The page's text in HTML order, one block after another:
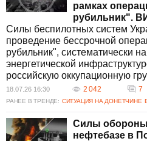
рамках
рубильник".
Силы беспилотных систем
проведение бессрочной
рубильник", систематически
энергетической
российскую оккупационную
18.07.26 16:30 2 042 7
РАНЕЕ В ТРЕНДЕ: СИТУАЦИЯ НА ДОНЕТЧИНЕ
Силы обороны
нефтебазе в